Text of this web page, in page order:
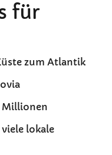
für
zum Atlantik
Millionen
lokale